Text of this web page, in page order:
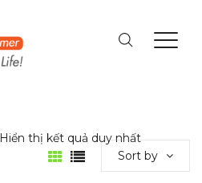
Hiển thị kết quả duy nhất
Sort by